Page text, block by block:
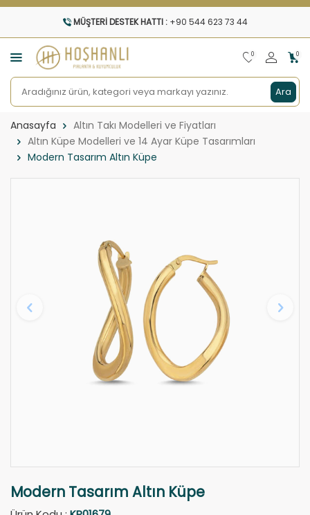
MÜŞTERI DESTEK HATTI : +90 544 623 73 44
Ara
0 0
Anasayfa
Altın Takı Modelleri ve Fiyatları
Altın Küpe Modelleri ve 14 Ayar Küpe Tasarımları
Modern Tasarım Altın Küpe
Modern Tasarım Altın Küpe